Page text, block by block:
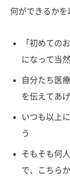
何ができるかを
「初めての
になって当
自分たち医
を伝えてあ
いつも以上
う
そもそも何
で、こちら